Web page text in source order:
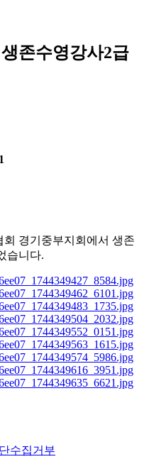
존수영강사2급
회 경기중부지회에서 생존
습니다.
수집거부